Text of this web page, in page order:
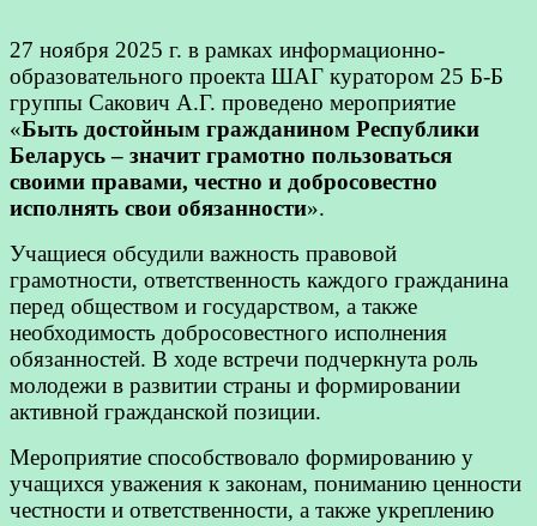
27 ноября 2025 г. в рамках информационно-
образовательного проекта ШАГ куратором 25 Б-Б
группы Сакович А.Г. проведено мероприятие
«Быть достойным гражданином Республики
Беларусь – значит грамотно пользоваться
своими правами, честно и добросовестно
исполнять свои обязанности».
Учащиеся обсудили важность правовой
грамотности, ответственность каждого гражданина
перед обществом и государством, а также
необходимость добросовестного исполнения
обязанностей. В ходе встречи подчеркнута роль
молодежи в развитии страны и формировании
активной гражданской позиции.
Мероприятие способствовало формированию у
учащихся уважения к законам, пониманию ценности
честности и ответственности, а также укреплению